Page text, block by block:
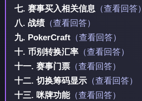
七. 赛事买入相关信息（查看回答）
八. 战绩（查看回答）
九. PokerCraft（查看回答）
十. 币别转换汇率（查看回答）
十一. 赛事门票（查看回答）
十二. 切换筹码显示（查看回答）
十三. 咪牌功能（查看回答）